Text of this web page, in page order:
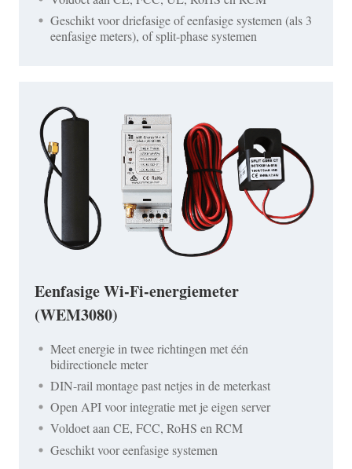
Geschikt voor driefasige of eenfasige systemen (als 3
eenfasige meters), of split-phase systemen
Eenfasige Wi-Fi-energiemeter
(WEM3080)
Meet energie in twee richtingen met één
bidirectionele meter
DIN-rail montage past netjes in de meterkast
Open API voor integratie met je eigen server
Voldoet aan CE, FCC, RoHS en RCM
Geschikt voor eenfasige systemen